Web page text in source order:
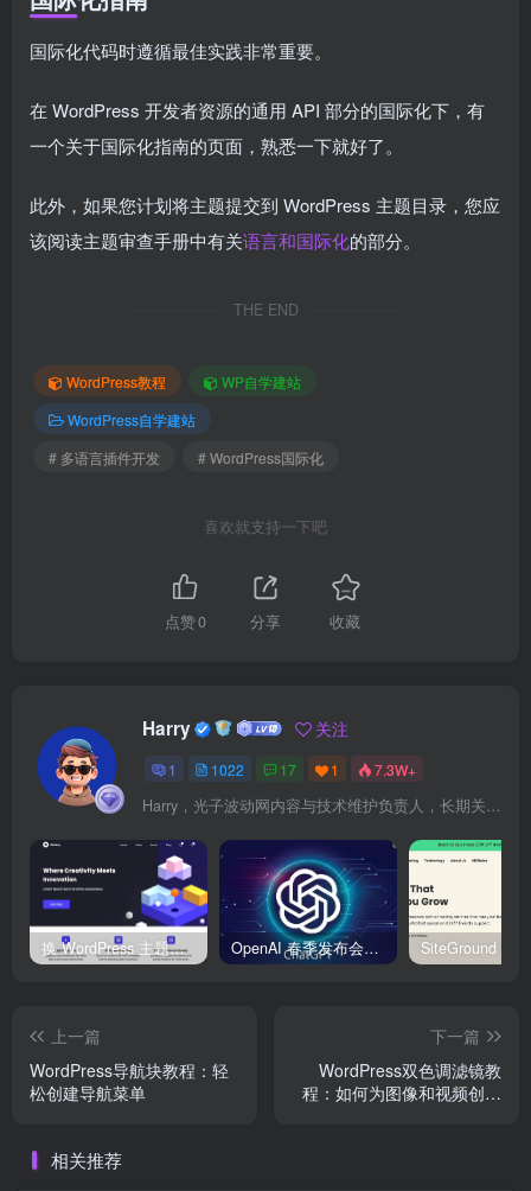
国际化代码时遵循最佳实践非常重要。
在 WordPress 开发者资源的通用 API 部分的国际化下，有
一个关于国际化指南的页面，熟悉一下就好了。
此外，如果您计划将主题提交到 WordPress 主题目录，您应
该阅读主题审查手册中有关语言和国际化的部分。
THE END
WordPress教程
WP自学建站
WordPress自学建站
# 多语言插件开发
# WordPress国际化
喜欢就支持一下吧
点赞0 分享 收藏
Harry 关注
1 1022 17 1 7.3W+
Harry，光子波动网内容与技术维护负责人，长期关注 WordPress、Elementor、WooCommerce、网站报错修复、性能优化、SEO 内容排期与结构化数据优化。擅长把复杂的网站故障拆成可执行的排查步骤，并持续维护 361sale.com 的 WordPress 实战教程知识库。
换 WordPress 主题前先看这份清单：Kadence、Blocksy Pro 与 WoodMart 的实操配置教程 OpenAI 春季发布会：全新 GPT-4o 多模态模型发布，实时互动及免费用户升级全面开启
上一篇
WordPress导航块教程：轻
松创建导航菜单
下一篇
WordPress双色调滤镜教
程：如何为图像和视频创造
相关推荐